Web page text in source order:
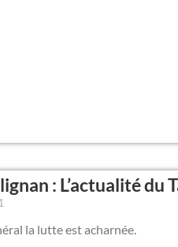
: L’actualité du
la lutte est acharnée.